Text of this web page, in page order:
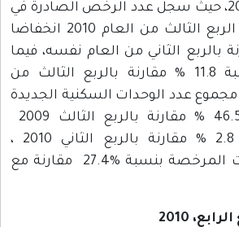
الثالث من العام2009، حيث سجل عدد الرخص الصادرة في
الضفة الغربية في الربع الثالث من العام 2010 انخفاضا
% مقارنة بالربع الثاني من العام نفسه، فيما
سجل ارتفاعا بنسبة 11.8 % مقارنة بالربع الثالث من
، وارتفع مجموع عدد الوحدات السكنية الجديدة
وانخفض بنسبة 2.8 % مقارنة بالربع الثاني 2010 ،
وارتفعت المساحات المرخصة بنسبة %27.4 مقارنة مع
2010